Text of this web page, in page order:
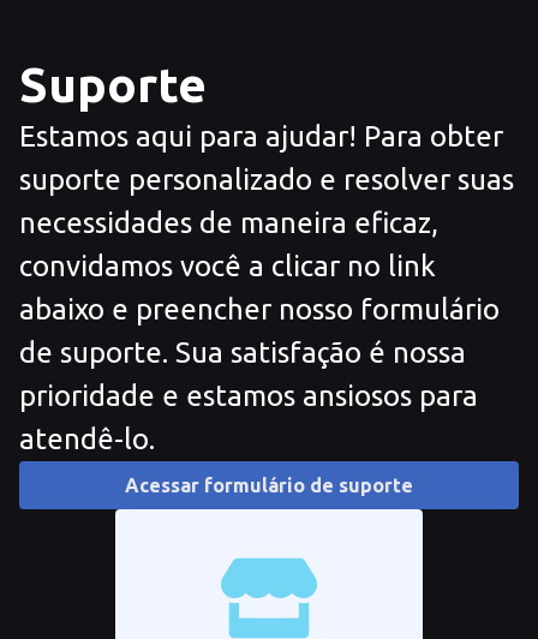
Suporte
Estamos aqui para ajudar! Para obter
suporte personalizado e resolver suas
necessidades de maneira eficaz,
convidamos você a clicar no link
abaixo e preencher nosso formulário
de suporte. Sua satisfação é nossa
prioridade e estamos ansiosos para
atendê-lo.
Acessar formulário de suporte